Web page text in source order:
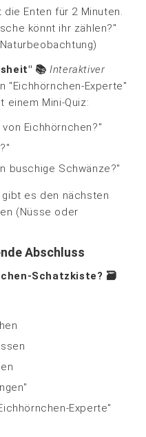
Enten für 2 Minuten.
könnt ihr zählen?"
📚 Interaktiver
"Eichhörnchen-Experte"
einem Mini-Quiz:
Eichhörnchen?"
buschige Schwänze?"
es den nächsten
(Nüsse oder
Abschluss
Schatzkiste? 🗃️
Experte"